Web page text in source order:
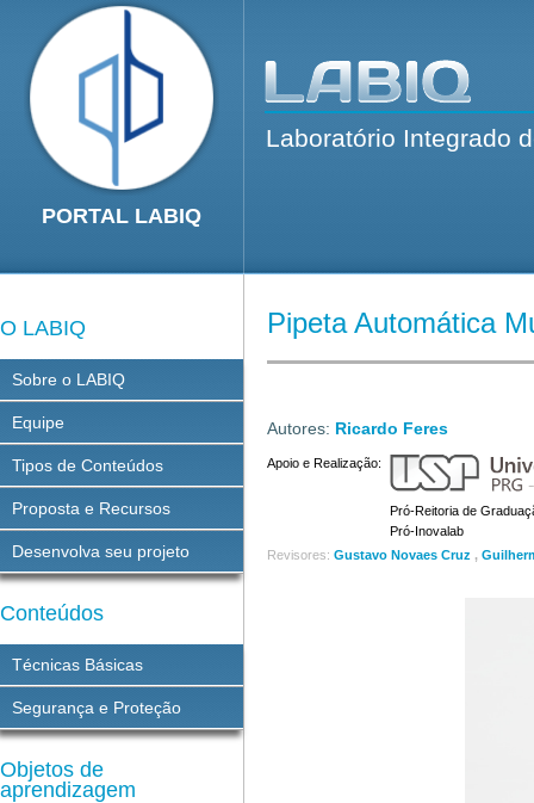
PORTAL LABIQ
Laboratório Integrado
O LABIQ
Sobre o LABIQ
Equipe
Tipos de Conteúdos
Proposta e Recursos
Desenvolva seu projeto
Conteúdos
Técnicas Básicas
Segurança e Proteção
Objetos de
aprendizagem
Pipeta Automática
Autores: Ricardo Feres
Apoio e Realização:
Pró-Reitoria de
Pró-Inovalab
Revisores: Gustavo Novaes Cruz ,